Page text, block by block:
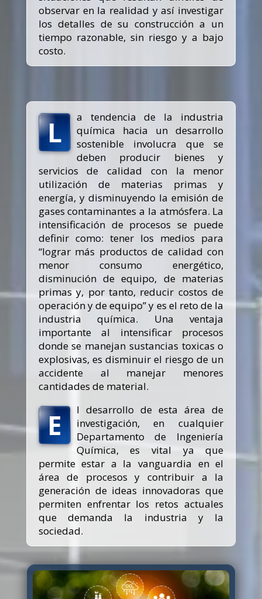
observar en la realidad y así investigar
los detalles de su construcción a un
tiempo razonable, sin riesgo y a bajo
costo.
L
a tendencia de la industria
química hacia un desarrollo
sostenible involucra que se
deben producir bienes y
servicios de calidad con la menor
utilización de materias primas y
energía, y disminuyendo la emisión de
gases contaminantes a la atmósfera. La
intensificación de procesos se puede
definir como: tener los medios para
“lograr más productos de calidad con
menor consumo energético,
disminución de equipo, de materias
primas y, por tanto, reducir costos de
operación y de equipo” y es el reto de la
industria química. Una ventaja
importante al intensificar procesos
donde se manejan sustancias toxicas o
explosivas, es disminuir el riesgo de un
accidente al manejar menores
cantidades de material.
E
l desarrollo de esta área de
investigación, en cualquier
Departamento de Ingeniería
Química, es vital ya que
permite estar a la vanguardia en el
área de procesos y contribuir a la
generación de ideas innovadoras que
permiten enfrentar los retos actuales
que demanda la industria y la
sociedad.